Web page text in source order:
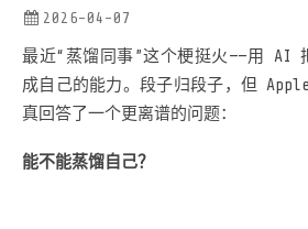
2026-04-07
最近“蒸馏同事”这个梗挺火——用 AI
成自己的能力。段子归段子，但
真回答了一个更离谱的问题：
能不能蒸馏自己？